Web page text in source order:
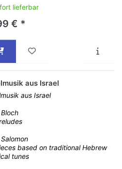
lieferbar
€ *
aus Israel
aus Israel
based on traditional Hebrew
tunes